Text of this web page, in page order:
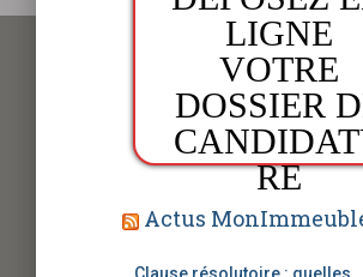
LIGNE
VOTRE
DOSSIER
RE
Actus